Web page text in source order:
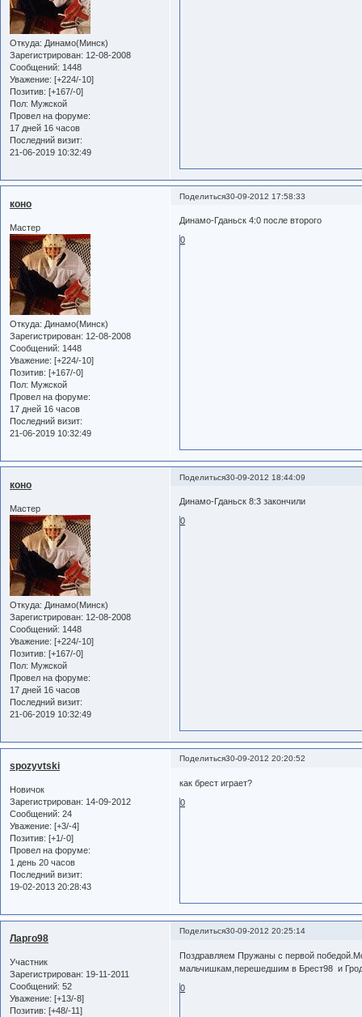
Откуда: Динамо(Минск)
Зарегистрирован: 12-08-2008
Сообщений: 1448
Уважение: [+224/-10]
Позитив: [+167/-0]
Пол: Мужской
Провел на форуме:
17 дней 16 часов
Последний визит:
21-06-2019 10:32:49
Поделиться30-09-2012 17:58:33
коно
Мастер
Откуда: Динамо(Минск)
Зарегистрирован: 12-08-2008
Сообщений: 1448
Уважение: [+224/-10]
Позитив: [+167/-0]
Пол: Мужской
Провел на форуме:
17 дней 16 часов
Последний визит:
21-06-2019 10:32:49
Динамо-Гданьск 4:0 после второго
0
Поделиться30-09-2012 18:44:09
коно
Мастер
Откуда: Динамо(Минск)
Зарегистрирован: 12-08-2008
Сообщений: 1448
Уважение: [+224/-10]
Позитив: [+167/-0]
Пол: Мужской
Провел на форуме:
17 дней 16 часов
Последний визит:
21-06-2019 10:32:49
Динамо-Гданьск 8:3 закончили
0
Поделиться30-09-2012 20:20:52
spozyvtski
Новичок
Зарегистрирован: 14-09-2012
Сообщений: 24
Уважение: [+3/-4]
Позитив: [+1/-0]
Провел на форуме:
1 день 20 часов
Последний визит:
19-02-2013 20:28:43
как брест играет?
0
Поделиться30-09-2012 20:25:14
Ларго98
Участник
Зарегистрирован: 19-11-2011
Сообщений: 52
Уважение: [+13/-8]
Позитив: [+48/-11]
Поздравляем Пружаны с первой
мальчишкам,перешедшим в Брест98 и
0